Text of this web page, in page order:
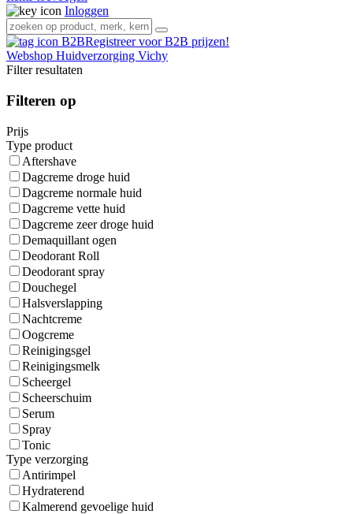
Inloggen
Registreer voor B2B prijzen!
Webshop Huidverzorging Vichy
Filter resultaten
Filteren op
Prijs
Type product
Aftershave
Dagcreme droge huid
Dagcreme normale huid
Dagcreme vette huid
Dagcreme zeer droge huid
Demaquillant ogen
Deodorant Roll
Deodorant spray
Douchegel
Halsverslapping
Nachtcreme
Oogcreme
Reinigingsgel
Reinigingsmelk
Scheergel
Scheerschuim
Serum
Spray
Tonic
Type verzorging
Antirimpel
Hydraterend
Kalmerend gevoelige huid